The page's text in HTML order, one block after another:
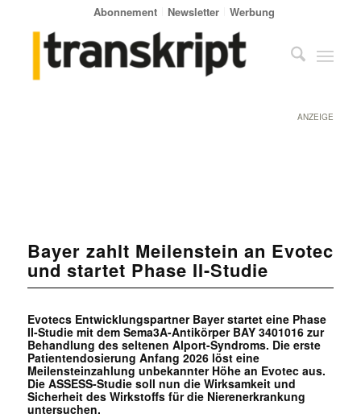
Abonnement Newsletter Werbung
ANZEIGE
Bayer zahlt Meilenstein an Evotec
und startet Phase II-Studie
Evotecs Entwicklungspartner Bayer startet eine Phase
II-Studie mit dem Sema3A-Antikörper BAY 3401016 zur
Behandlung des seltenen Alport-Syndroms. Die erste
Patientendosierung Anfang 2026 löst eine
Meilensteinzahlung unbekannter Höhe an Evotec aus.
Die ASSESS-Studie soll nun die Wirksamkeit und
Sicherheit des Wirkstoffs für die Nierenerkrankung
untersuchen.